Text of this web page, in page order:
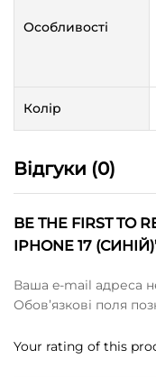
Особливості
Колір
Відгуки (0)
BE THE FIRST TO
IPHONE 17
Ваша e-mail адреса
Обов’язкові поля
Your rating of this